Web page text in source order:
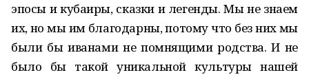
эпосы и кубаиры, сказки и легенды. Мы не знаем
их, но мы им благодарны, потому что без них мы
были бы иванами не помнящими родства. И не
было бы такой уникальной культуры нашей